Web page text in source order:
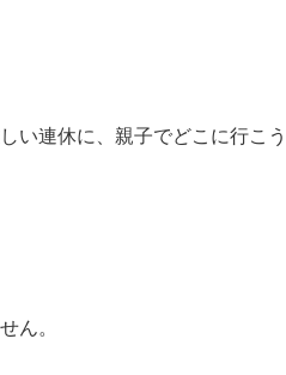
い連休に、親子でどこに行こう
ん。